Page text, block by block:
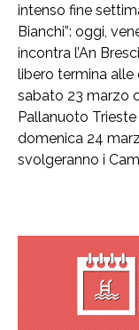
intenso fine
Bianchi”: oggi,
incontra l’An
libero termina alle
sabato 23 marzo
Pallanuoto
domenica 24
svolgeranno i